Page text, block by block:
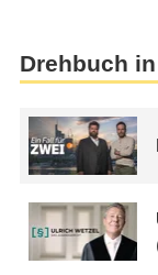
Drehbuch